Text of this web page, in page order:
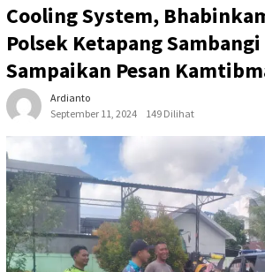
Cooling System,
Polsek Ketapang
Sampaikan Pesan
Ardianto
September 11, 2024
149 Dilihat